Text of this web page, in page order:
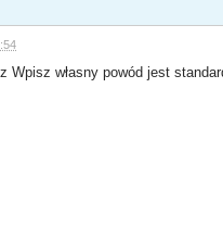
Wpisz własny powód jest